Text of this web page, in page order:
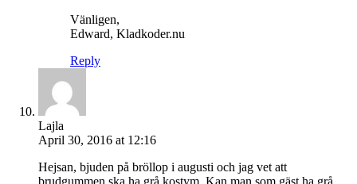
Vänligen,
Edward, Kladkoder.nu
Reply
Lajla
April 30, 2016 at 12:16
Hejsan, bjuden på bröllop i augusti och jag vet att
brudgummen ska ha grå kostym. Kan man som gäst ha grå